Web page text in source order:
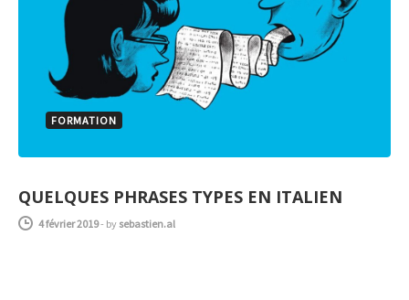
FORMATION
QUELQUES PHRASES TYPES EN ITALIEN
4 février 2019- by sebastien.al